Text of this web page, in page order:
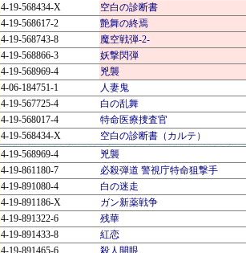
4-19-568434-X
空白の診断書
4-19-568617-2
艶舞の終焉
4-19-568743-8
魔空戦弾-2-
4-19-568866-3
妖撃閃弾
4-19-568969-4
兇襲
4-06-184751-1
人妻鬼
4-19-567725-4
白の乱舞
4-19-568017-4
特命医療捜査官
4-19-568434-X
空白の診断書（カルテ）
4-19-568969-4
兇襲
4-19-861180-7
必殺弾道 警視庁特命狙撃手
4-19-891080-4
白の迷走
4-19-891186-X
ガン新薬戦争
4-19-891322-6
残華
4-19-891433-8
紅恋
4-19-891465-6
殺人開眼